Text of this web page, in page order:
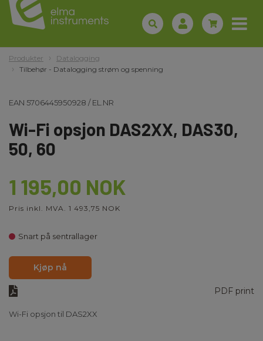
Produkter
Datalogging
Tilbehør - Datalogging strøm og spenning
EAN 5706445950928 /EL.NR
Wi-Fi opsjon DAS2XX, DAS30,
50, 60
1 195,00 NOK
Pris inkl. MVA. 1 493,75 NOK
Snart på sentrallager
Kjøp nå
PDF print
Wi-Fi opsjon til DAS2XX